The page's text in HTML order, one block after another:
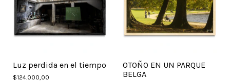
Luz perdida en el tiempo
$124.000,00
OTOÑO EN UN PARQUE
BELGA